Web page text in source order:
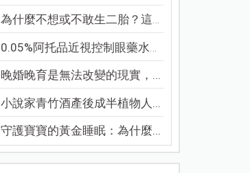
為什麼不想或不敢生二胎？這8...
0.05%阿托品近視控制眼藥水納...
晚婚晚育是無法改變的現實，...
小說家青竹酒產後成半植物人...
守護寶寶的黃金睡眠：為什麼...